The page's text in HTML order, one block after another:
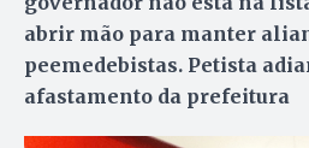
abrir mão para manter
peemedebistas. Petista
afastamento da prefeitura